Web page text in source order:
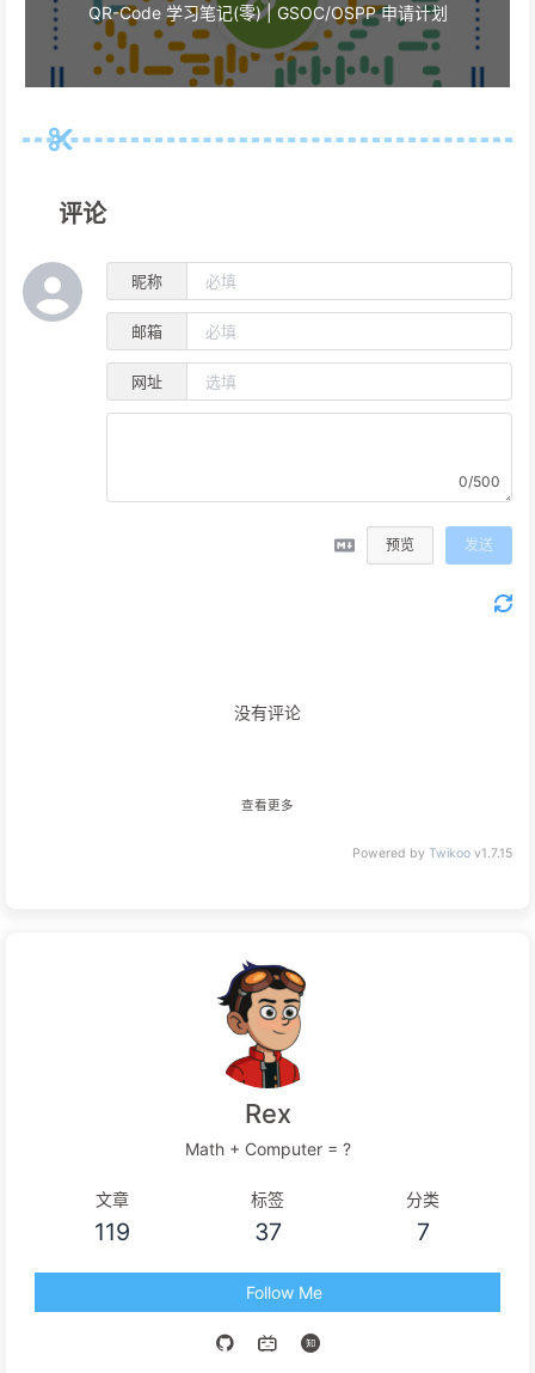
QR-Code 学习笔记(零) | GSOC/OSPP 申请计划
评论
昵称
邮箱
网址
0/500
预览 发送
没有评论
查看更多
Powered by Twikoo v1.7.15
Rex
Math + Computer = ?
文章
119
标签
37
分类
7
Follow Me